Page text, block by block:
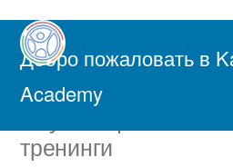
Добро пожаловать в
Academy
Перейти
содержимому
Академия
тренинги